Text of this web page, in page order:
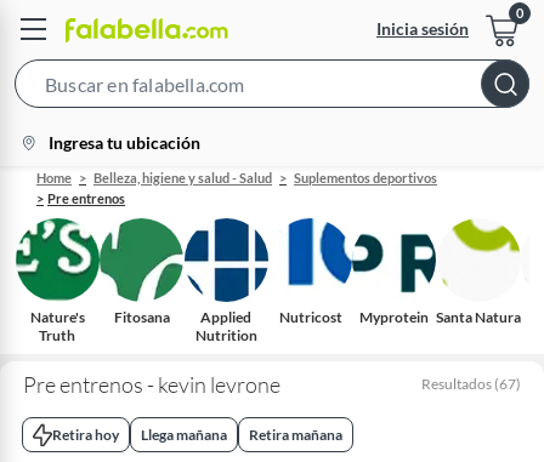
Inicia sesión
Bar
location-
icon
Ingresa tu ubicación
Home Belleza, higiene y salud - Salud
Suplementos deportivos
Pre entrenos
Nature's
Truth
Fitosana
Applied
Nutrition
Nutricost Myprotein Santa Natura
Pre entrenos - kevin levrone Resultados (67)
Retira hoy Llega mañana Retira mañana